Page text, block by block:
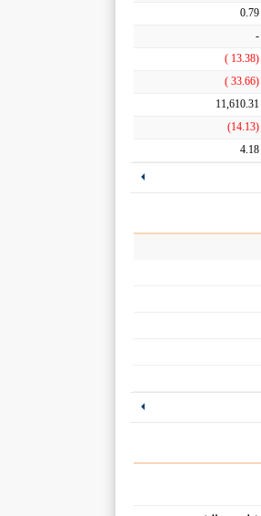
0.79
-
(13.38 )
(33.66 )
11,610.31
(14.13)
4.18